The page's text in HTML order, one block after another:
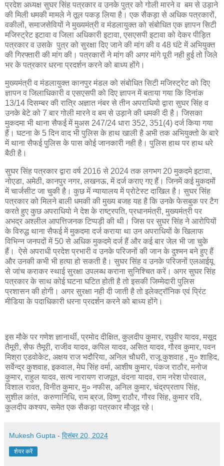
प्रदेश अध्यक्ष सुघर सिंह पत्रकार व उनके पुत्र को गोली मारने व बम से उड़ाने
की मिली धमकी मामले ने तूल पकड़ लिया है। एक सैकड़ा से अधिक पत्रकारों,
वकीलों, समाजसेवियों ने मुख्यमंत्री व मंडलायुक्त को संबोधित एक ज्ञापन सिटी
मजिस्ट्रेट इटावा व जिला अधिकारी इटावा, एसएसपी इटावा को देकर पीड़ित
पत्रकार व उसके पुत्र को सुरक्षा दिए जाने की मांग की व 48 घंटे में अभियुक्त
की गिरफ्तारी की मांग की। पत्रकारों ने मांग की अगर मांगे पूरी नही हुई तो जिले
भर के पत्रकार धरना प्रदर्शन करने को बाध्य होंगे।
मुख्यमंत्री व मंडलायुक्त कानपुर मंडल को संबोधित सिटी मजिस्ट्रेट को दिए
ज्ञापन व जिलाधिकारी व एसएसपी को दिए ज्ञापन में बताया गया कि दिनांक
13/14 दिसम्बर की रात्रि अज्ञात नंबर से तीन अपराधियो द्वारा सुघर सिंह व
उनके बेटे को 7 बार गोली मारने व बम से उड़ाने की धमकी दी है। जिसका
मुकदमा भी थाना सैफई में मुअस 247/24 धारा 352, 351(4) दर्ज किया गया
हैं। घटना के 5 दिन वाद भी पुलिस के हाथ खाली है अभी तक अभियुक्तो के बारे
में थाना सैफई पुलिस के पास कोई जानकारी नही है। पुलिस हाथ पर हाथ धरे
बैठी है।
सुघर सिंह पत्रकार द्वारा वर्ष 2016 से 2024 तक लगभग 20 मुकदमे इटावा,
नोएडा, अमेठी, कानपुर नगर, लखनऊ, में दर्ज कराए गए हैं। जिनमें कई मुकदमों
में चार्जसीट जा चुकी है। कुछ में न्यायालय में प्रोटेस्ट दाखिल है। सुघर सिंह
पत्रकार को मिलने बाली धमकी की मुख्य बजह यह है कि उनके फेसबुक पर टैग
करते हुए कुछ अपराधियो ने देश के राष्ट्रपति, प्रधानमंत्री, मुख्यमंत्री पर
अभद्र अश्लील आपत्तिजनक टिप्पड़ी की थी। जिस पर सुघर सिंह ने आरोपियों
के विरुद्ध थाना सैफई में मुकदमा दर्ज कराया था उन अपराधियों के खिलाफ
विभिन्न जनपदों में 50 से अधिक मुकदमे दर्ज हैं और कई बार जेल भी जा चुके
हैं। ऐसे अपराधी प्रदेश प्रभारी व उनके परिजनों की जान के दुश्मन बने हुए हैं
और उनकी कभी भी हत्या हो सकती है। सुघर सिंह व उनके परिजनों एलआईयू
से जांच कराकर स्थाई सुरक्षा उपलब्ध कराना सुनिश्चित करें। अगर सुघर सिंह
पत्रकार के साथ कोई घटना घटित होती है तो इसकी जिम्मेदारी पुलिस
प्रशासन की होगी। अगर सुरक्षा नही दी जाती है तो इलेक्ट्रॉनिक एवं प्रिंट
मीडिया के पदाधिकारी धरना प्रदर्शन करने को बाध्य होंगे।
इस मौके पर गणेश ज्ञानार्थी, प्रमोद दीक्षित, कुलदीप कुमार, रघुवीर यादव, मसूद
तैमूरी, सैफ तैमूरी, राजीव यादव, कपिल यादव, असित यादव, गौरव कुमार, पवन
मिश्रा एडवोकेट, अक्षय राज भदौरिया, अनिल चौधरी, राजू कुशवाह , मु० शाहिद,
सर्वेन्द्र कुशवाह, इकवाल, मेघ सिंह वर्मा, आशीष कुमार, पंकज राठौर, मनोज
कुमार, राहुल यादव, सत्य नारायण राजपूत, वंदना यादव, राम नरेश पोरवाल,
विशाल रावत, विनीत कुमार, मु० नफीस, अनिल कुमार, चंद्रप्रताप सिंह,
सुशील कांत, करुणानिधि, राम ब्रज, विष्णु राठौर, गौरव सिंह, कुमार रवि,
कुलदीप कश्यप, समेत एक सैकड़ा पत्रकार मौजूद रहे।
Mukesh Gupta - दिसंबर 20, 2024
शेयर करें